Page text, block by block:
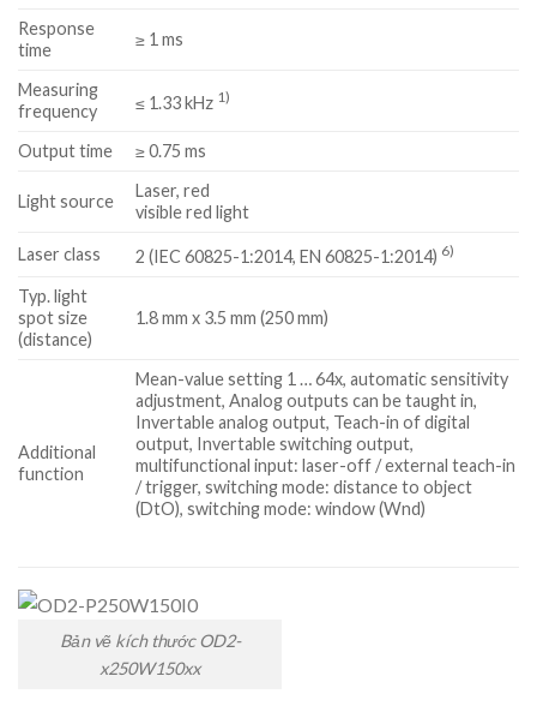
Response
time
≥ 1 ms
Measuring
frequency
≤ 1.33 kHz 1)
Output time ≥ 0.75 ms
Light source
Laser, red
visible red light
Laser class 2 (IEC 60825-1:2014, EN 60825-1:2014) 6)
Typ. light
spot size
(distance)
1.8 mm x 3.5 mm (250 mm)
Additional
function
Mean-value setting 1 … 64x, automatic sensitivity
adjustment, Analog outputs can be taught in,
Invertable analog output, Teach-in of digital
output, Invertable switching output,
multifunctional input: laser-off / external teach-in
/ trigger, switching mode: distance to object
(DtO), switching mode: window (Wnd)
Bản vẽ kích thước OD2-
x250W150xx